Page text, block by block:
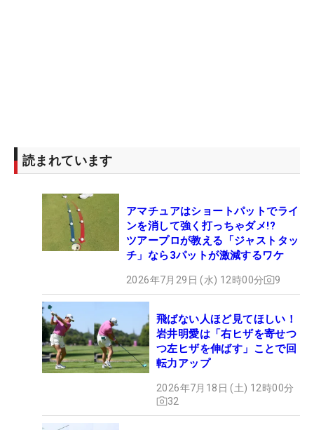
読まれています
アマチュアはショートパットでライ
ンを消して強く打っちゃダメ!?
ツアープロが教える「ジャストタッ
チ」なら3パットが激減するワケ
2026年7月29日 (水) 12時00分 9
飛ばない人ほど見てほしい！
岩井明愛は「右ヒザを寄せつ
つ左ヒザを伸ばす」ことで回
転力アップ
2026年7月18日 (土) 12時00分
32